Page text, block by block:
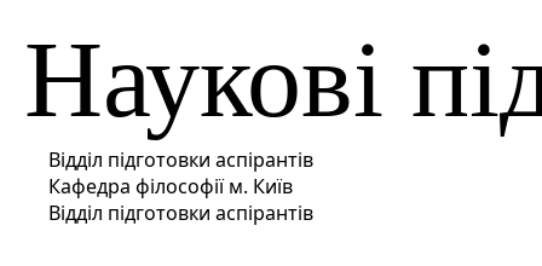
Наукові
Відділ підготовки аспірантів
Кафедра філософії м. Київ
Відділ підготовки аспірантів